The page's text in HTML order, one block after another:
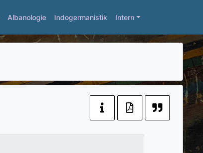
Albanologie Indogermanistik Intern